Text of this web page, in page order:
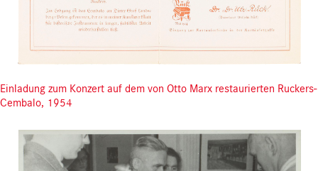
Einladung zum Konzert auf dem von Otto Marx restaurierten Ruckers-
Cembalo, 1954